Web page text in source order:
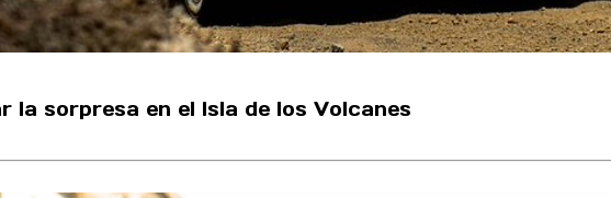
la sorpresa en el Isla de los Volcanes